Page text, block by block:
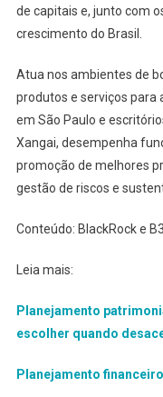
de capitais e, junto com
crescimento do Brasil.
Atua nos ambientes de
produtos e serviços para
em São Paulo e
Xangai, desempenha
promoção de melhores
gestão de riscos e
Conteúdo: BlackRock e B3
Leia mais:
Planejamento
escolher quando
Planejamento